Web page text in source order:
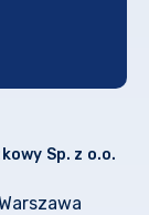
Sp. z o.o.